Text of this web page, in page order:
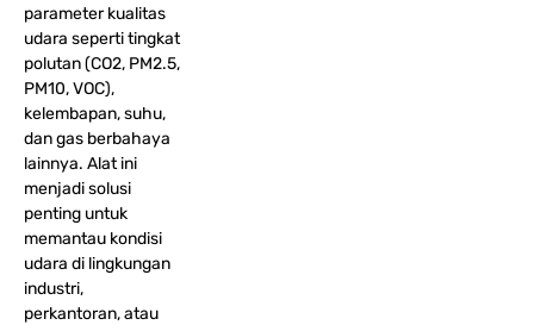
parameter kualitas
udara seperti tingkat
polutan (CO2, PM2.5,
PM10, VOC),
kelembapan, suhu,
dan gas berbahaya
lainnya. Alat ini
menjadi solusi
penting untuk
memantau kondisi
udara di lingkungan
industri,
perkantoran, atau